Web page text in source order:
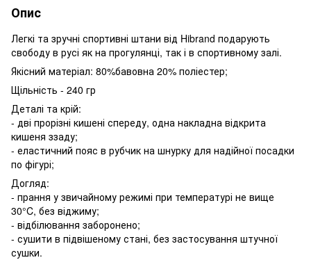
Опис
Легкі та зручні спортивні штани від Hibrand подарують
свободу в русі як на прогулянці, так і в спортивному залі.
Якісний матеріал: 80%бавовна 20% поліестер;
Щільність - 240 гр
Деталі та крій:
- дві прорізні кишені спереду, одна накладна відкрита
кишеня ззаду;
- еластичний пояс в рубчик на шнурку для надійної посадки
по фігурі;
Догляд:
- прання у звичайному режимі при температурі не вище
30°C, без віджиму;
- відбілювання заборонено;
- сушити в підвішеному стані, без застосування штучної
сушки.